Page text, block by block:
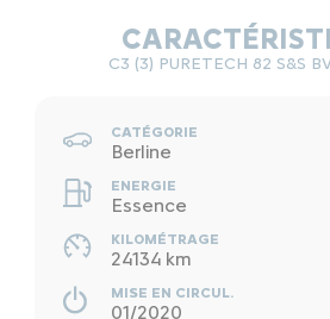
C3 (3) PURETECH 82 S&S
CATÉGORIE
Berline
ENERGIE
Essence
KILOMÉTRAGE
24134 km
MISE EN CIRCUL.
01/2020